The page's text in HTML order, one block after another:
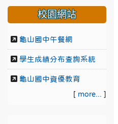
校園網站
龜山國中午餐網
學生成績分布查詢系統
龜山國中資優教育
[ more... ]